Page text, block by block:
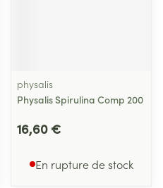
physalis
Physalis Spirulina Comp 200
16,60 €
En rupture de stock